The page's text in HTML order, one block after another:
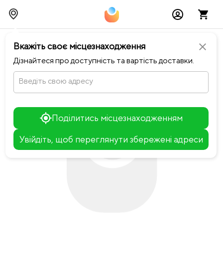
close
Вкажіть своє місцезнаходження
Дізнайтеся про доступність та вартість доставки.
Введіть свою адресу
Поділитись місцезнаходженням
Увійдіть, щоб переглянути збережені адреси
chevron_leftПовернутися до Happiness